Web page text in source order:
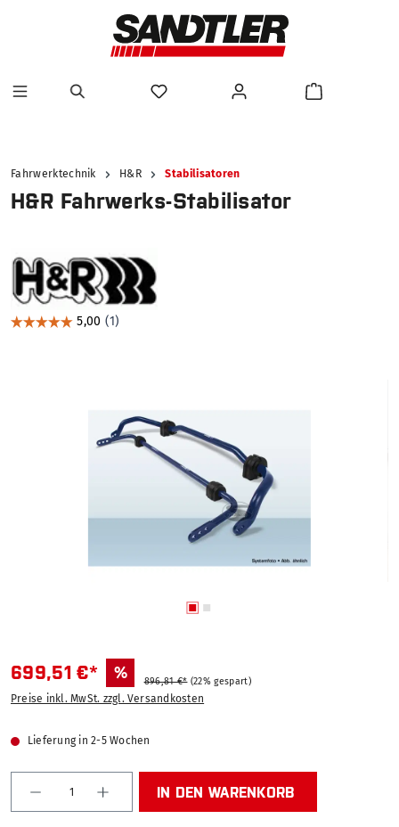
Fahrwerktechnik H&R Stabilisatoren
H&R Fahrwerks-Stabilisator
699,51 €* % 896,81 €* (22% gespart)
Preise inkl. MwSt. zzgl. Versandkosten
Lieferung in 2-5 Wochen
Produkt Anzahl: Gib den gewünschten Wert ein
IN DEN WARENKORB